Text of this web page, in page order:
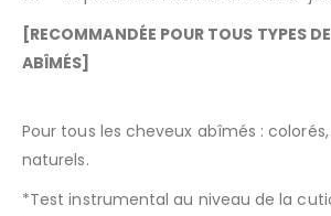
[RECOMMANDÉE POUR TOUS TYPES
ABÎMÉS]
Pour tous les cheveux abîmés :
naturels.
*Test instrumental au niveau de la